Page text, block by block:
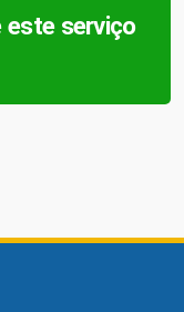
este serviço